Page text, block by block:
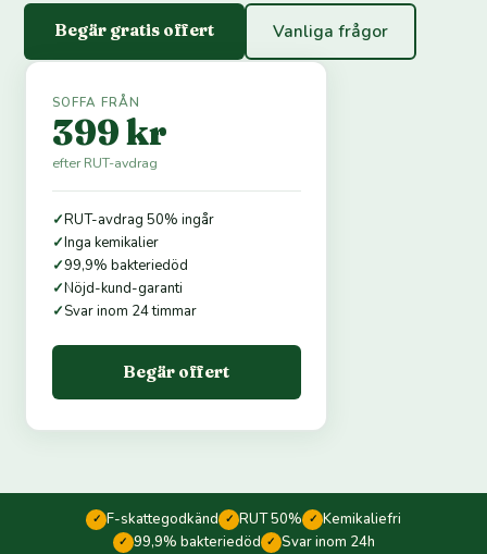
Begär gratis offert Vanliga frågor
SOFFA FRÅN
399 kr
efter RUT-avdrag
✓RUT-avdrag 50% ingår
✓Inga kemikalier
✓99,9% bakteriedöd
✓Nöjd-kund-garanti
✓Svar inom 24 timmar
Begär offert
✓ F-skattegodkänd ✓ RUT 50% ✓ Kemikaliefri
✓ 99,9% bakteriedöd ✓ Svar inom 24h